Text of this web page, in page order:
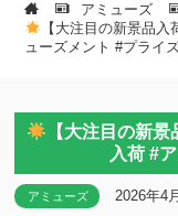
アミューズ
【大注目の新景品入
ューズメント #プライ
【大注目の新景
入荷 #
アミューズ 2026年4